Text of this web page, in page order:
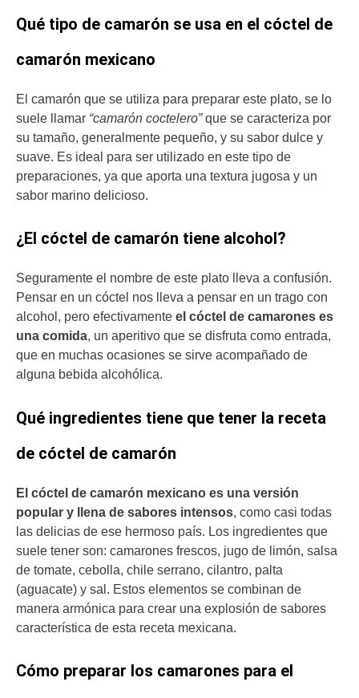
Qué tipo de camarón se usa en el cóctel de
camarón mexicano
El camarón que se utiliza para preparar este plato, se lo
suele llamar “camarón coctelero”que se caracteriza por
su tamaño, generalmente pequeño, y su sabor dulce y
suave. Es ideal para ser utilizado en este tipo de
preparaciones, ya que aporta una textura jugosa y un
sabor marino delicioso.
¿El cóctel de camarón tiene alcohol?
Seguramente el nombre de este plato lleva a confusión.
Pensar en un cóctel nos lleva a pensar en un trago con
alcohol, pero efectivamente el cóctel de camarones es
una comida, un aperitivo que se disfruta como entrada,
que en muchas ocasiones se sirve acompañado de
alguna bebida alcohólica.
Qué ingredientes tiene que tener la receta
de cóctel de camarón
El cóctel de camarón mexicano es una versión
popular y llena de sabores intensos, como casi todas
las delicias de ese hermoso país. Los ingredientes que
suele tener son: camarones frescos, jugo de limón, salsa
de tomate, cebolla, chile serrano, cilantro, palta
(aguacate) y sal. Estos elementos se combinan de
manera armónica para crear una explosión de sabores
característica de esta receta mexicana.
Cómo preparar los camarones para el